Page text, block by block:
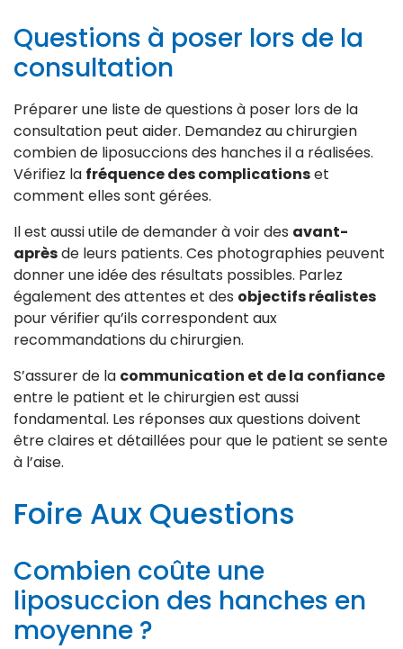
Questions à poser lors de la
consultation
Préparer une liste de questions à poser lors de la
consultation peut aider. Demandez au chirurgien
combien de liposuccions des hanches il a réalisées.
Vérifiez la fréquence des complicationset
comment elles sont gérées.
Il est aussi utile de demander à voir des avant-
aprèsde leurs patients. Ces photographies peuvent
donner une idée des résultats possibles. Parlez
également des attentes et des objectifs réalistes
pour vérifier qu’ils correspondent aux
recommandations du chirurgien.
S’assurer de la communication et de la confiance
entre le patient et le chirurgien est aussi
fondamental. Les réponses aux questions doivent
être claires et détaillées pour que le patient se sente
à l’aise.
Foire Aux Questions
Combien coûte une
liposuccion des hanches en
moyenne ?